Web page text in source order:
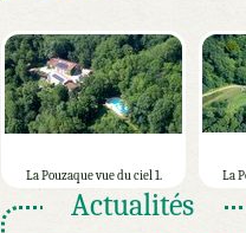
La Pouzaque vue du ciel 1. La
Actualités